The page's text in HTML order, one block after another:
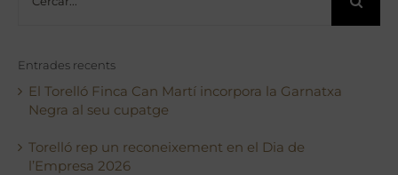
Entrades recents
El Torelló Finca Can Martí incorpora la Garnatxa
Negra al seu cupatge
Torelló rep un reconeixement en el Dia de
l’Empresa 2026